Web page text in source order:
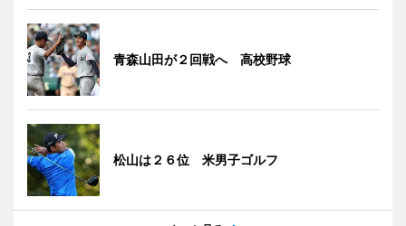
青森山田が２回戦へ 高校野球
松山は２６位 米男子ゴルフ